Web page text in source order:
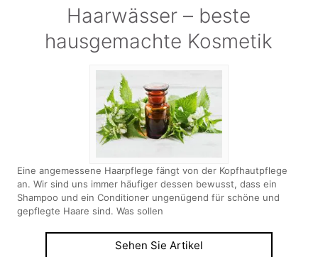
Haarwässer – beste
hausgemachte Kosmetik
Eine angemessene Haarpflege fängt von der Kopfhautpflege
an. Wir sind uns immer häufiger dessen bewusst, dass ein
Shampoo und ein Conditioner ungenügend für schöne und
gepflegte Haare sind. Was sollen
Sehen Sie Artikel